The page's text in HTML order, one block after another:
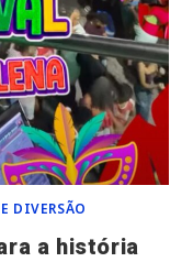
DIVERSÃO
a história